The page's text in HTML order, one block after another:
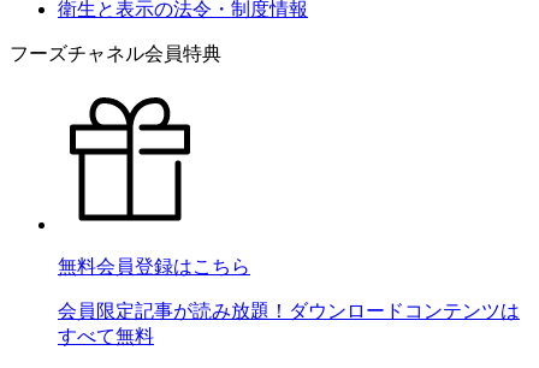
衛生と表示の法令・制度情報
フーズチャネル会員特典
無料会員登録はこちら
会員限定記事が読み放題！ダウンロードコンテンツは
すべて無料